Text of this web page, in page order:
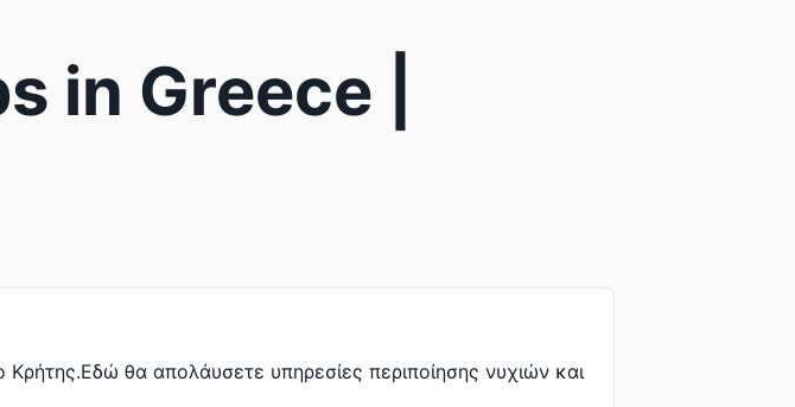
in Greece |
θα απολάυσετε υπηρεσίες περιποίησης νυχιών και